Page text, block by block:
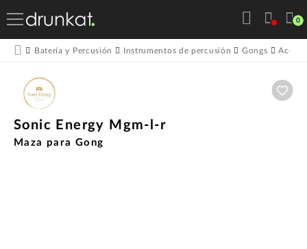
0
Batería y Percusión Instrumentos de percusión Gongs
Sonic Energy Mgm-l-r
Maza para Gong